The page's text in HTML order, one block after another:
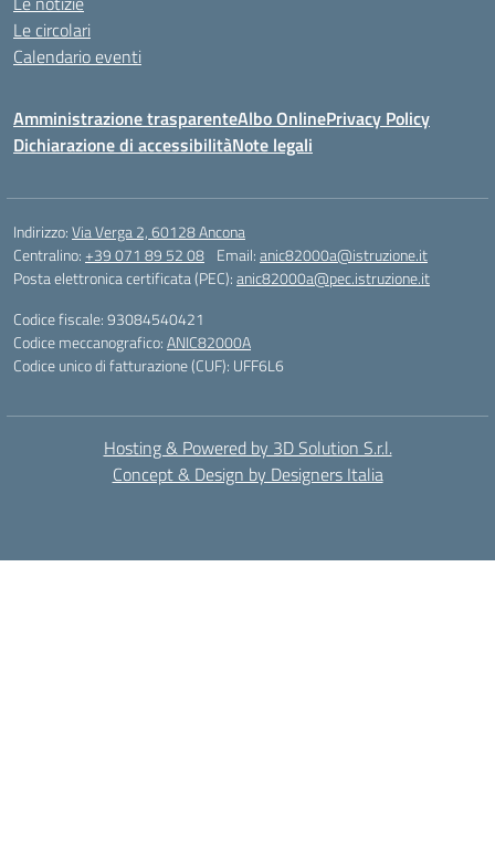
Le circolari
Calendario eventi
Amministrazione trasparenteAlbo OnlinePrivacy Policy
Dichiarazione di accessibilitàNote legali
Indirizzo:Via Verga 2, 60128 Ancona
Centralino:+39 071 89 52 08 Email:anic82000a@istruzione.it
Posta elettronica certificata (PEC):anic82000a@pec.istruzione.it
Codice fiscale: 93084540421
Codice meccanografico:ANIC82000A
Codice unico di fatturazione (CUF): UFF6L6
Hosting & Powered by 3D Solution S.r.l.
Concept & Design by Designers Italia